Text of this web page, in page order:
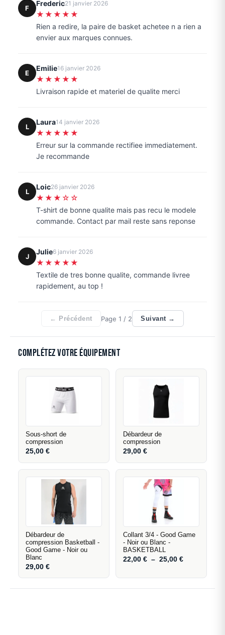
F
Frederic21 janvier 2026
★★★★★
Rien a redire, la paire de basket achetee n a rien a
envier aux marques connues.
E
Emilie16 janvier 2026
★★★★★
Livraison rapide et materiel de qualite merci
L
Laura14 janvier 2026
★★★★★
Erreur sur la commande rectifiee immediatement.
Je recommande
L
Loic26 janvier 2026
★★★☆☆
T-shirt de bonne qualite mais pas recu le modele
commande. Contact par mail reste sans reponse
J
Julie6 janvier 2026
★★★★★
Textile de tres bonne qualite, commande livree
rapidement, au top !
← Précédent Page1 / 2 Suivant →
Complétez votre équipement
Sous-short de
compression
25,00€
Débardeur de
compression
29,00€
Débardeur de
compression Basketball -
Good Game - Noir ou
Blanc
29,00€
Collant 3/4 - Good Game
- Noir ou Blanc -
BASKETBALL
22,00€ – 25,00€